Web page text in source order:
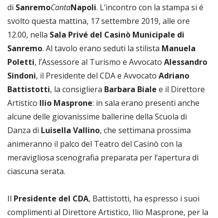
di SanremoCantaNapoli. L’incontro con la stampa si é
svolto questa mattina, 17 settembre 2019, alle ore
12.00, nella Sala Privé del Casinò Municipale di
Sanremo. Al tavolo erano seduti la stilista Manuela
Poletti, l’Assessore al Turismo e Avvocato Alessandro
Sindoni, il Presidente del CDA e Avvocato Adriano
Battistotti, la consigliera Barbara Biale e il Direttore
Artistico Ilio Masprone: in sala erano presenti anche
alcune delle giovanissime ballerine della Scuola di
Danza di Luisella Vallino, che settimana prossima
animeranno il palco del Teatro del Casinò con la
meravigliosa scenografia preparata per l’apertura di
ciascuna serata.
Il Presidente del CDA, Battistotti, ha espresso i suoi
complimenti al Direttore Artistico, Ilio Masprone, per la